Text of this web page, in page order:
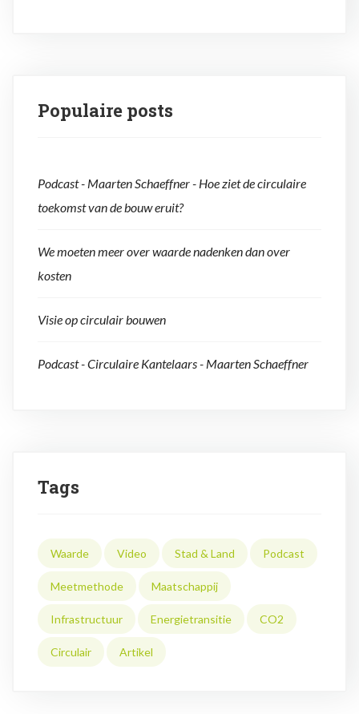
Populaire posts
Podcast - Maarten Schaeffner - Hoe ziet de circulaire
toekomst van de bouw eruit?
We moeten meer over waarde nadenken dan over
kosten
Visie op circulair bouwen
Podcast - Circulaire Kantelaars - Maarten Schaeffner
Tags
Waarde Video Stad & Land Podcast
Meetmethode Maatschappij
Infrastructuur Energietransitie CO2
Circulair Artikel